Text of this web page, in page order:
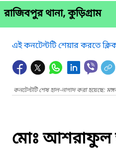
রাজিবপুর থানা, কুড়িগ্রাম
এই কনটেন্টটি শেয়ার করতে
কনটেন্টটি শেষ হাল-নাগাদ করা হয়েছে:
মোঃ